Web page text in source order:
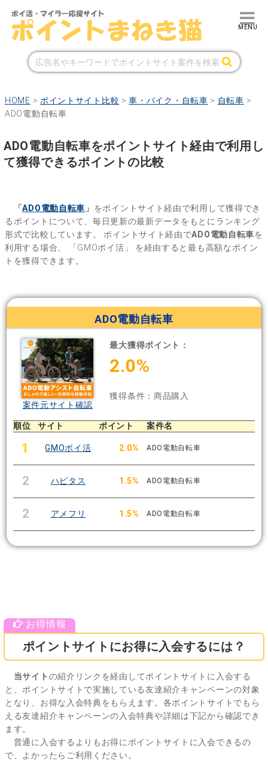
HOME > ポイントサイト比較 >車・バイク・自転車 > 自転車 >
ADO電動自転車
ADO電動自転車をポイントサイト経由で利用し
て獲得できるポイントの比較
「ADO電動自転車 」 をポイントサイト経由で利用して獲得でき
るポイントについて、毎日更新の最新データをもとにランキング
形式で比較しています。 ポイントサイト経由でADO電動自転車を
利用する場合、
「GMOポイ活」
を経由すると最も高額なポイン
トを獲得できます。
ADO電動自転車
案件元サイト確認
最大獲得ポイント：
2.0%
獲得条件：商品購入
順位 サイト ポイント 案件名
1 GMOポイ活 2.0% ADO電動自転車
2 ハピタス 1.5% ADO電動自転車
2 アメフリ 1.5% ADO電動自転車
ポイントサイトにお得に入会するには？
当サイト の紹介リンクを経由してポイントサイトに入会する
と、ポイントサイトで実施している友達紹介キャンペーンの対象
となり、お得な入会特典をもらえます。各ポイントサイトでもら
える友達紹介キャンペーンの入会特典や詳細は下記から確認でき
ます。
普通に入会するよりもお得にポイントサイトに入会できるの
で、よかったらご利用ください。